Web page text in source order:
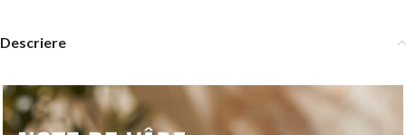
Descriere